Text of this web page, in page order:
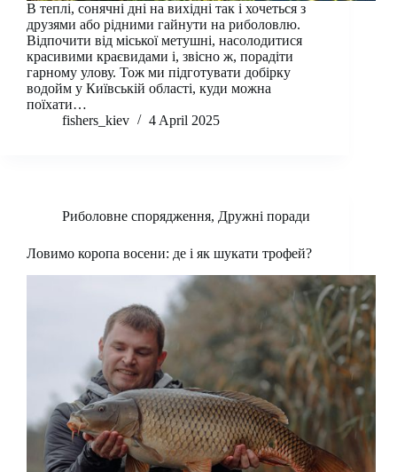
В теплі, сонячні дні на вихідні так і хочеться з
друзями або рідними гайнути на риболовлю.
Відпочити від міської метушні, насолодитися
красивими краєвидами і, звісно ж, порадіти
гарному улову. Тож ми підготувати добірку
водойм у Київській області, куди можна
поїхати…
fishers_kiev
4 April 2025
Риболовне спорядження, Дружні поради
Ловимо коропа восени: де і як шукати трофей?